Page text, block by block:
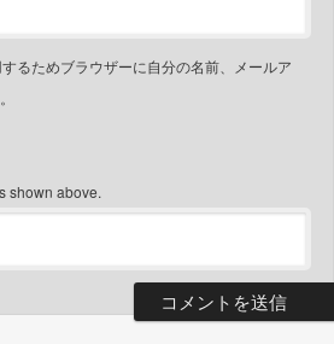
るためブラウザーに自分の名前、メールア
shown above.